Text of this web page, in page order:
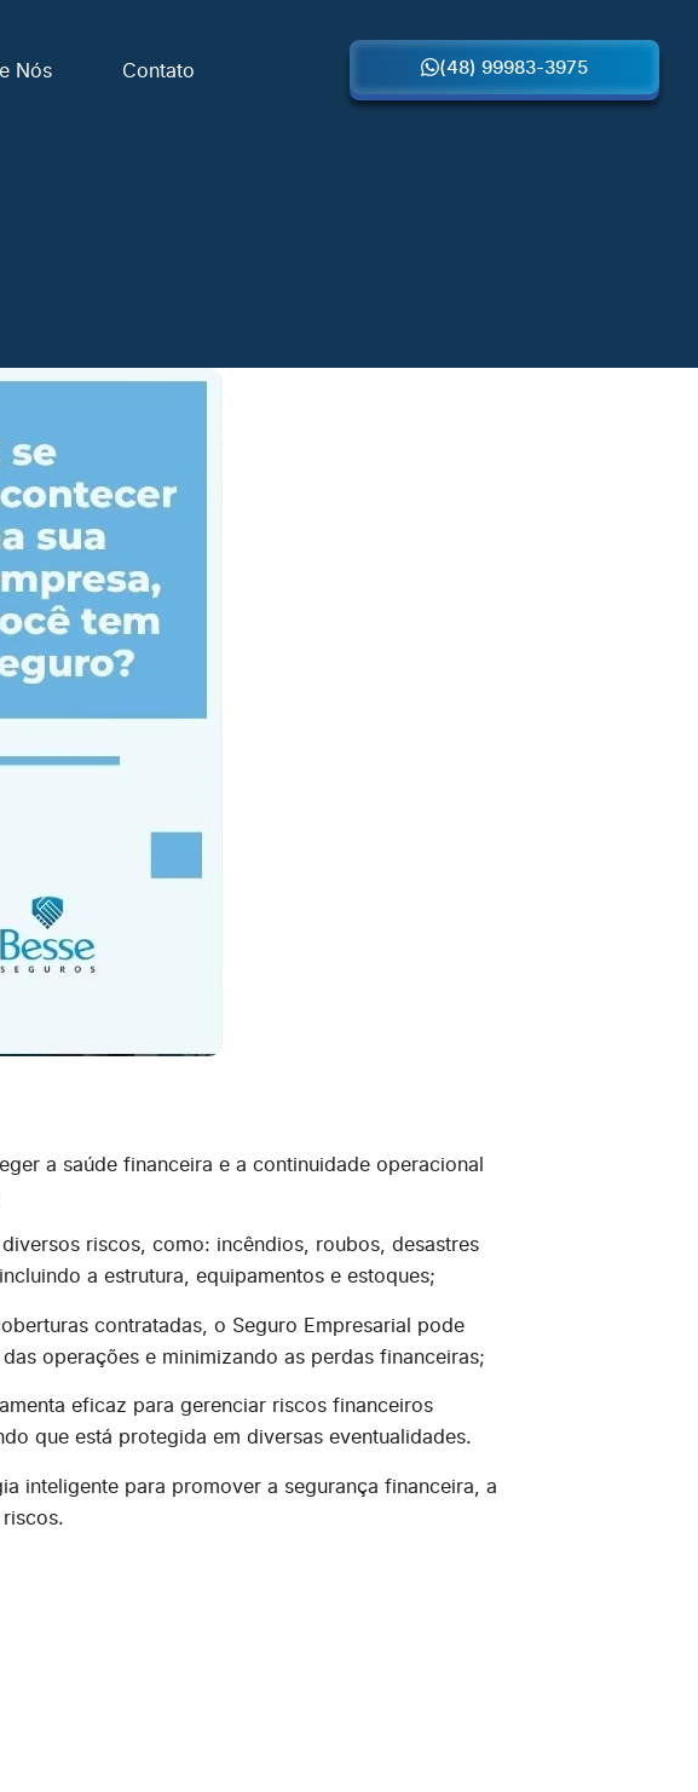
Nós Contato (48) 99983-3975
a saúde financeira e a continuidade operacional
riscos, como: incêndios, roubos, desastres
a estrutura, equipamentos e estoques;
contratadas, o Seguro Empresarial pode
operações e minimizando as perdas financeiras;
eficaz para gerenciar riscos financeiros
que está protegida em diversas eventualidades.
inteligente para promover a segurança financeira, a